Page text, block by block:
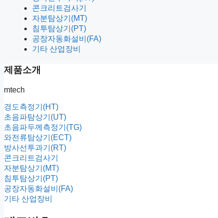
콘크리트검사기
자분탐상기(MT)
침투탐상기(PT)
공장자동화설비(FA)
기타 산업장비
제품소개
mtech
경도측정기(HT)
초음파탐상기(UT)
초음파두께측정기(TG)
와전류탐상기(ECT)
방사선투과기(RT)
콘크리트검사기
자분탐상기(MT)
침투탐상기(PT)
공장자동화설비(FA)
기타 산업장비